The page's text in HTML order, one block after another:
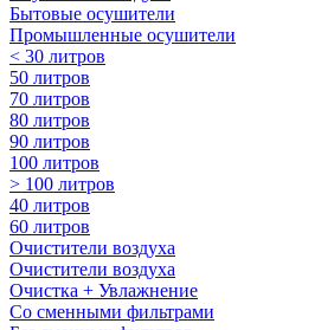
Бытовые осушители
Промышленные осушители
< 30 литров
50 литров
70 литров
80 литров
90 литров
100 литров
> 100 литров
40 литров
60 литров
Очистители воздуха
Очистители воздуха
Очистка + Увлажнение
Cо сменными фильтрами